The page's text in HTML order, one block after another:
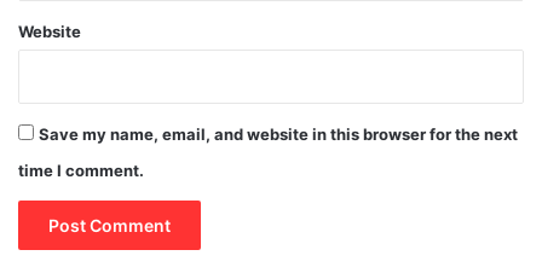
Website
Save my name, email, and website in this browser for the next
time I comment.